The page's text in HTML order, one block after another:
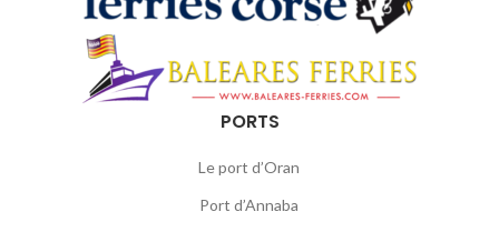
PORTS
Le port d’Oran
Port d’Annaba